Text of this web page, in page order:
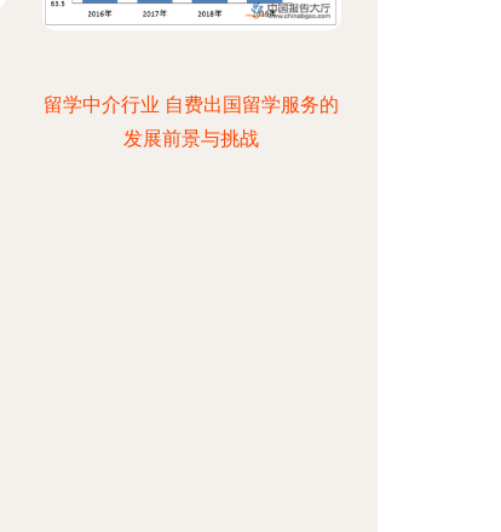
留学中介行业 自费出国留学服务的
发展前景与挑战